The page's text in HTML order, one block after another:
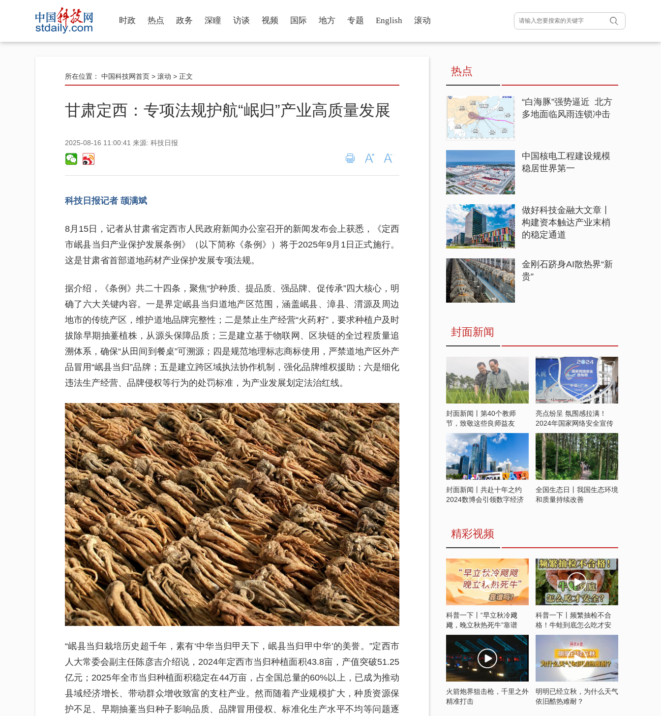
时政 热点 政务 深瞳 访谈 视频 国际 地方 专题 English 滚动
所在位置： 中国科技网首页 > 滚动 > 正文
甘肃定西：专项法规护航“岷归”产业高质量发展
2025-08-16 11:00:41 来源: 科技日报
科技日报记者 颉满斌
8月15日，记者从甘肃省定西市人民政府新闻办公室召开的新闻发布会上获悉，《定西
市岷县当归产业保护发展条例》（以下简称《条例》）将于2025年9月1日正式施行。
这是甘肃省首部道地药材产业保护发展专项法规。
据介绍，《条例》共二十四条，聚焦“护种质、提品质、强品牌、促传承”四大核心，明
确了六大关键内容。一是界定岷县当归道地产区范围，涵盖岷县、漳县、渭源及周边
地市的传统产区，维护道地品牌完整性；二是禁止生产经营“火药籽”，要求种植户及时
拔除早期抽薹植株，从源头保障品质；三是建立基于物联网、区块链的全过程质量追
溯体系，确保“从田间到餐桌”可溯源；四是规范地理标志商标使用，严禁道地产区外产
品冒用“岷县当归”品牌；五是建立跨区域执法协作机制，强化品牌维权援助；六是细化
违法生产经营、品牌侵权等行为的处罚标准，为产业发展划定法治红线。
“岷县当归栽培历史超千年，素有‘中华当归甲天下，岷县当归甲中华’的美誉。”定西市
人大常委会副主任陈彦吉介绍说，2024年定西市当归种植面积43.8亩，产值突破51.25
亿元；2025年全市当归种植面积稳定在44万亩，占全国总量的60%以上，已成为推动
县域经济增长、带动群众增收致富的支柱产业。然而随着产业规模扩大，种质资源保
护不足、早期抽薹当归种子影响品质、品牌冒用侵权、标准化生产水平不均等问题逐
热点
“白海豚”强势逼近 北方
多地面临风雨连锁冲击
中国核电工程建设规模
稳居世界第一
做好科技金融大文章丨
构建资本触达产业末梢
的稳定通道
金刚石跻身AI散热界“新
贵”
封面新闻
封面新闻丨第40个教师
节，致敬这些良师益友
亮点纷呈 氛围感拉满！
2024年国家网络安全宣传
周开启
封面新闻丨共赴十年之约
2024数博会引领数字经济
全国生态日丨我国生态环境
和质量持续改善
精彩视频
科普一下丨“早立秋冷飕
飕，晚立秋热死牛”靠谱
吗？
科普一下丨频繁抽检不合
格！牛蛙到底怎么吃才安
全？
火箭炮界狙击枪，千里之外
精准打击
明明已经立秋，为什么天气
依旧酷热难耐？